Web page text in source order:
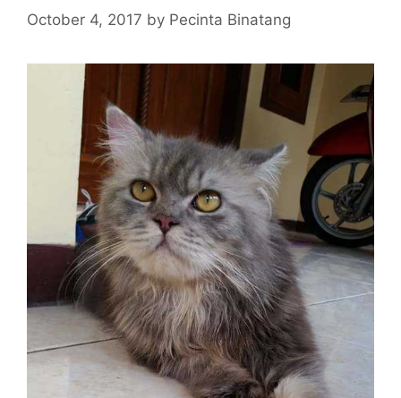
October 4, 2017 by Pecinta Binatang